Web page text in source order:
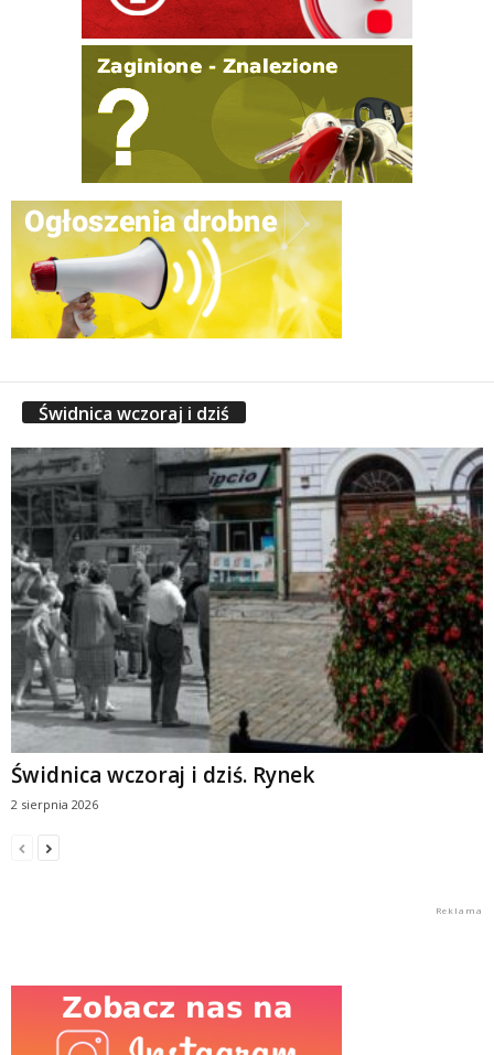
Świdnica wczoraj i dziś
Świdnica wczoraj i dziś. Rynek
2 sierpnia 2026